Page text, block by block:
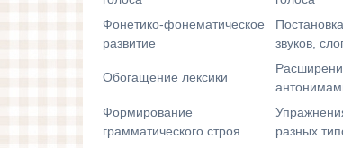
Фонетико-фонематическое
развитие
звуков,
Обогащение лексики
Формирование
грамматического строя
разных